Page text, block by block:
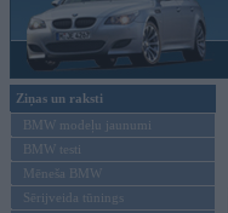
Ziņas un raksti
BMW modeļu jaunumi
BMW testi
Mēneša BMW
Sērijveida tūnings